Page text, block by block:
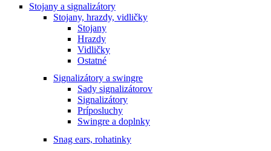
Stojany a signalizátory
Stojany, hrazdy, vidličky
Stojany
Hrazdy
Vidličky
Ostatné
Signalizátory a swingre
Sady signalizátorov
Signalizátory
Príposluchy
Swingre a doplnky
Snag ears, rohatinky